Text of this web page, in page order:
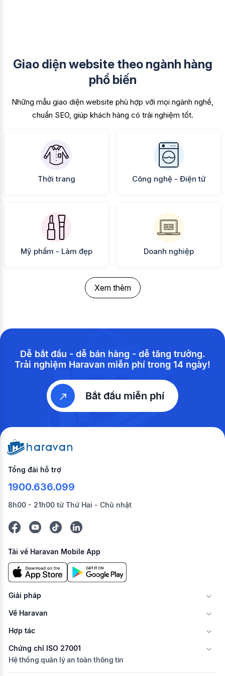
Giao diện website theo ngành hàng
phổ biến
Những mẫu giao diện website phù hợp với mọi ngành nghề,
chuẩn SEO, giúp khách hàng có trải nghiệm tốt.
Thời trang Công nghệ - Điện tử
Mỹ phẩm - Làm đẹp Doanh nghiệp
Xem thêm
Dễ bắt đầu - dễ bán hàng - dễ tăng trưởng.
Trải nghiệm Haravan miễn phí trong 14 ngày!
Bắt đầu miễn phí
Tổng đài hỗ trợ
1900.636.099
8h00 - 21h00 từ Thứ Hai - Chủ nhật
Tải về Haravan Mobile App
Giải pháp
Về Haravan
Hợp tác
Chứng chỉ ISO 27001
Hệ thống quản lý an toàn thông tin